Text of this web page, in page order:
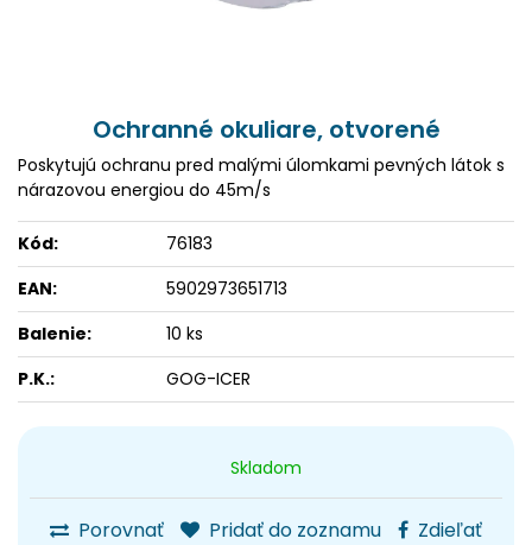
Skladom
Porovnať Pridať do zoznamu
Zdieľať
Ochranné okuliare, otvorené
Poskytujú ochranu pred malými úlomkami pevných látok s
nárazovou energiou do 45m/s
Kód:
76183
EAN:
5902973651713
Balenie:
10 ks
P.K.:
GOG-ICER